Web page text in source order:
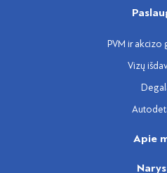
PVM ir akcizo
Vizų
Apie